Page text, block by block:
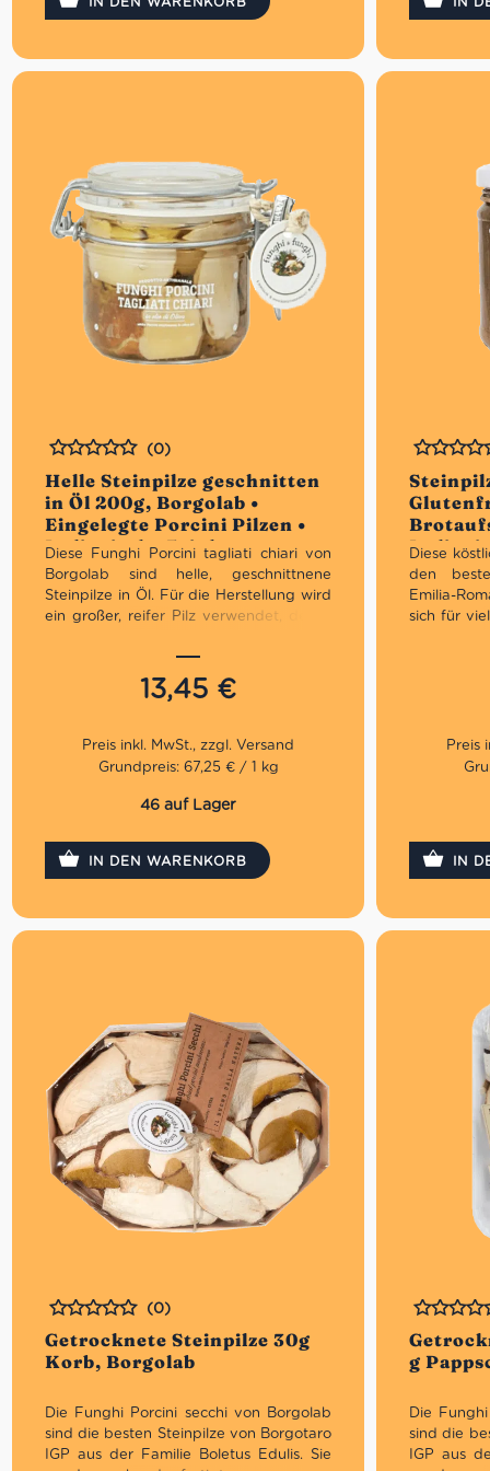
Helle Steinpilze geschnitten
in Öl 200g, Borgolab •
Eingelegte Porcini Pilzen •
Italienische Feinkost
Bewertet
(0)
Diese Funghi Porcini tagliati chiari von
Borgolab sind helle, geschnittnene
Steinpilze in Öl. Für die Herstellung wird
ein großer, reifer Pilz verwendet, der in
geschnitten wird. Diese Stücke werden
anschließend von Hand in die Gläser
gefüllt und mit ausgezeichnetem
13,45 €
Grundpreis: 67,25 € / 1 kg
46 auf Lager
IN DEN WARENKORB
Bewertet
Diese
den
Emilia-
sich für
Braten.
köstlich
IN
Getrocknete Steinpilze 30g
Korb, Borgolab
Bewertet
(0)
Die Funghi Porcini secchi von Borgolab
sind die besten Steinpilze von Borgotaro
IGP aus der Familie Boletus Edulis. Sie
g
Bewertet
Die
sind die
IGP aus